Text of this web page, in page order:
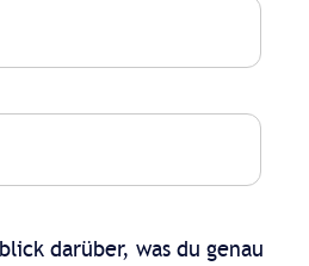
darüber, was du genau